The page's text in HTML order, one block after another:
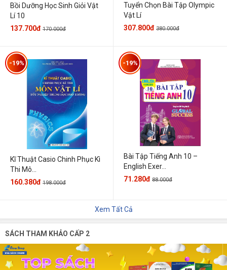
Bồi Dưỡng Học Sinh Giỏi Vật
Lí 10
137.700đ 170.000đ
Tuyển Chọn Bài Tập Olympic
Vật Lí
307.800đ 380.000đ
Kĩ Thuật Casio Chinh Phục Kì
Thi Mô...
-19%
160.380đ 198.000đ
Bài Tập Tiếng Anh 10 –
English Exer...
-19%
71.280đ 88.000đ
Xem Tất Cả
SÁCH THAM KHẢO CẤP 2